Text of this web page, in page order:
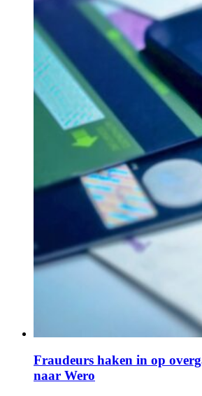
Fraudeurs haken in op
naar Wero